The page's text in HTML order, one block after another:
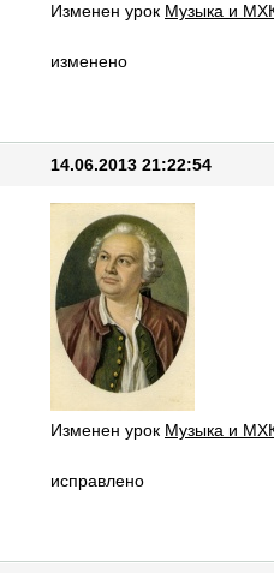
Изменен урок Музыка и
изменено
14.06.2013 21:22:54
Изменен урок Музыка и
исправлено